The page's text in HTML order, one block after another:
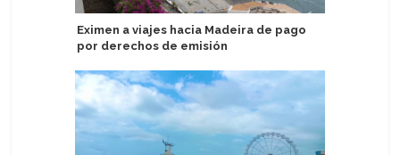
Eximen a viajes hacia Madeira de pago
por derechos de emisión